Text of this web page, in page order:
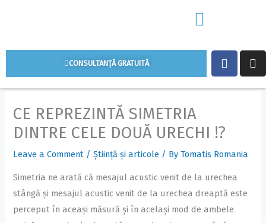
CONSULTANȚĂ GRATUITĂ
CE REPREZINTĂ SIMETRIA
DINTRE CELE DOUĂ URECHI ⁉
Leave a Comment /Știință și articole / ByTomatis Romania
Simetria ne arată că mesajul acustic venit de la urechea
stângă și mesajul acustic venit de la urechea dreaptă este
perceput în aceași măsură și în același mod de ambele